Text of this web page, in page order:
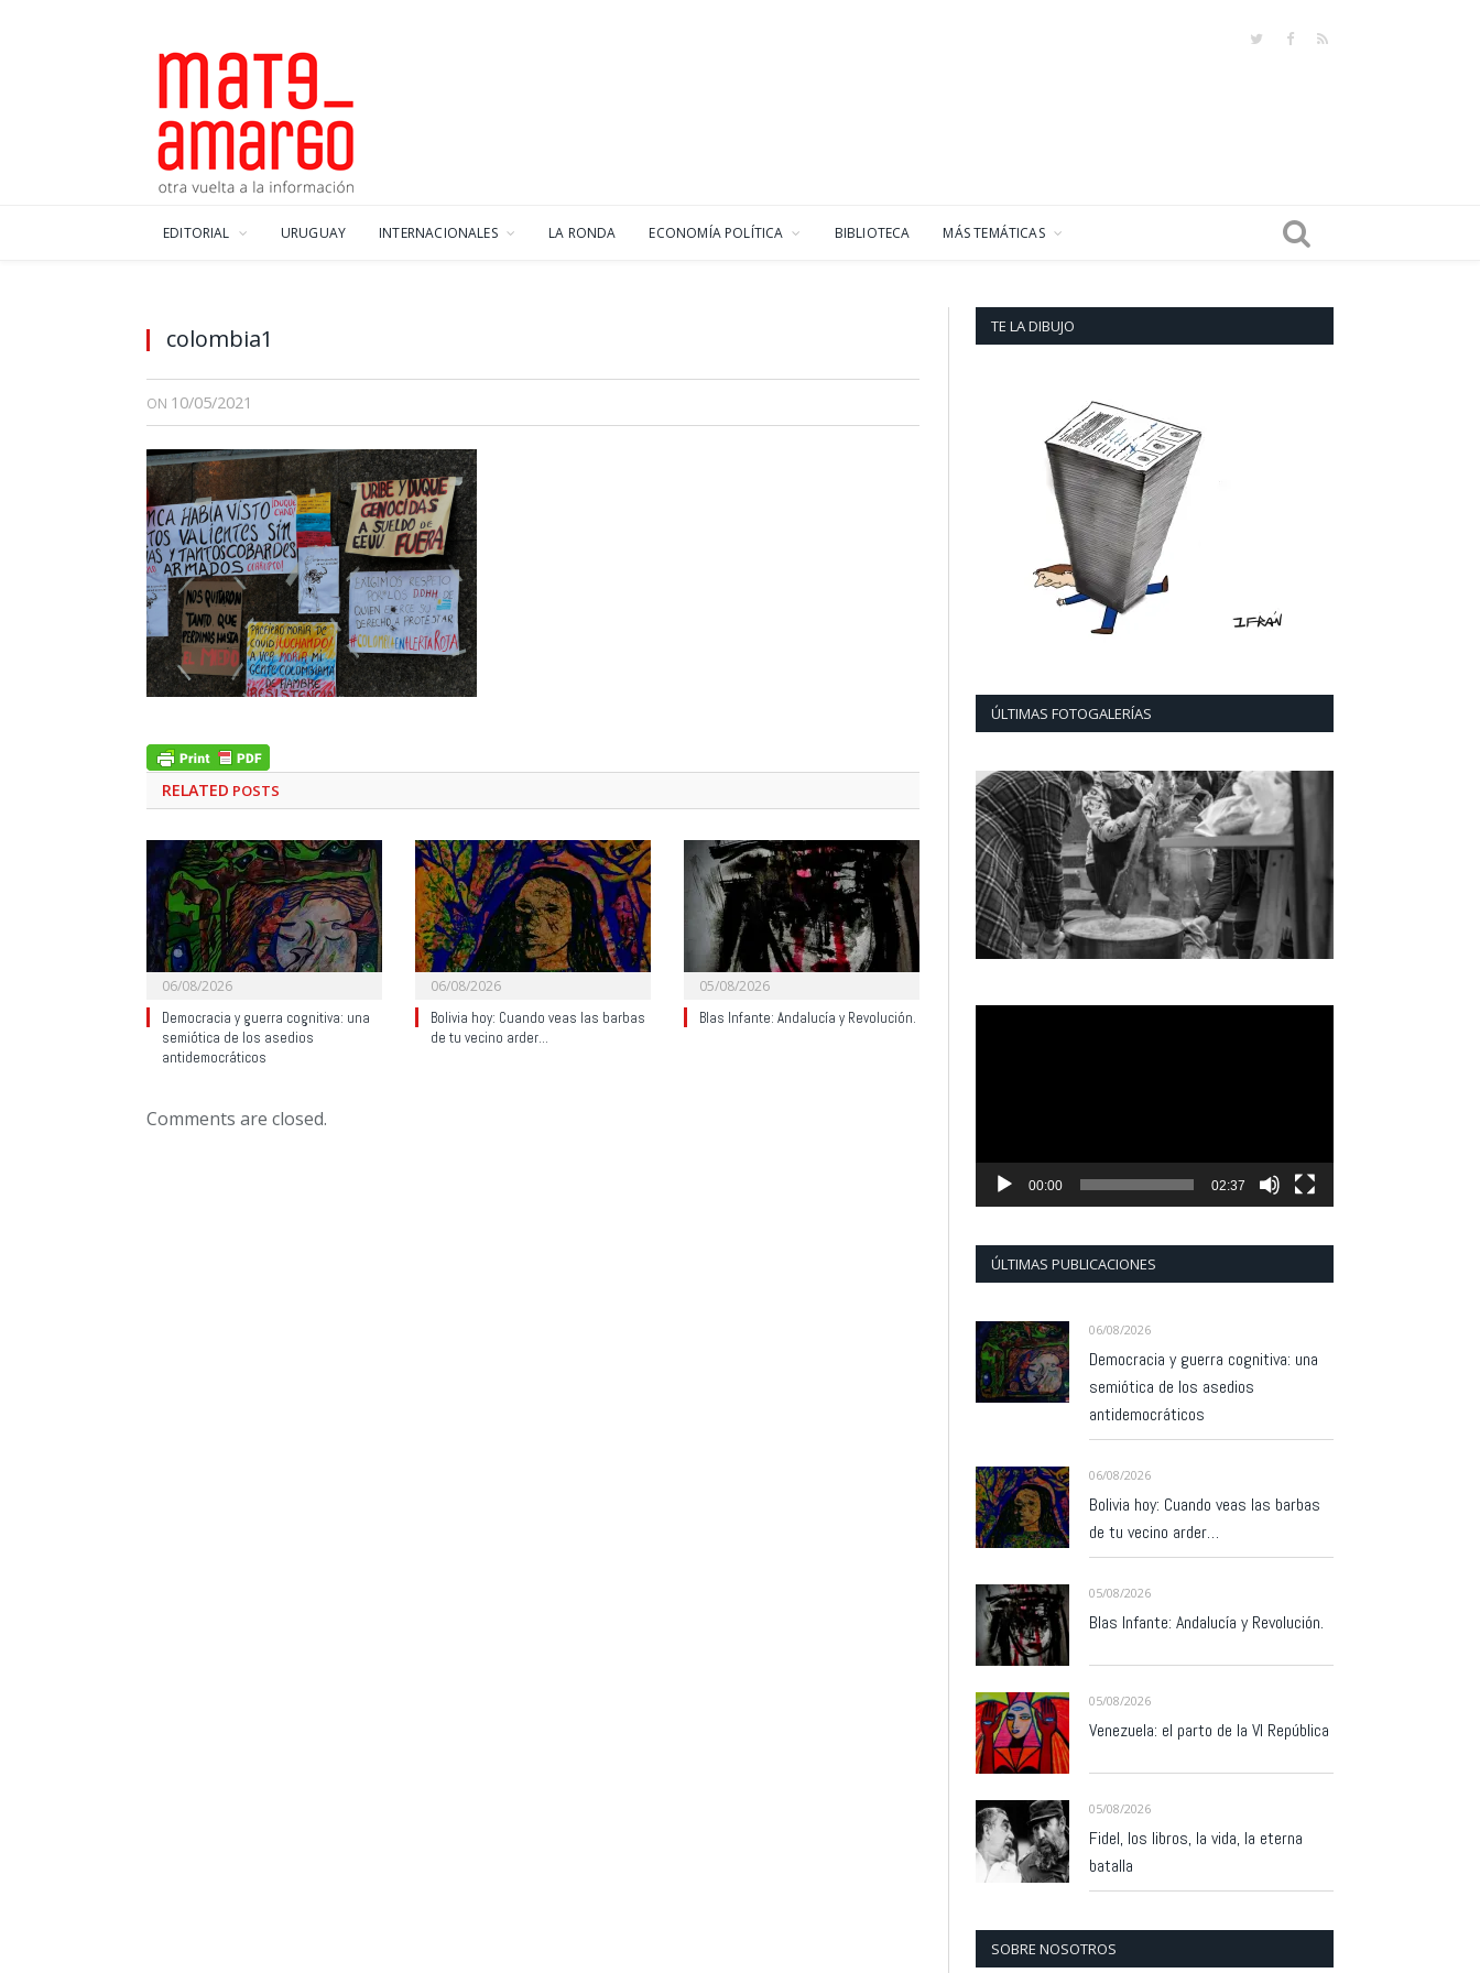
TwitterFacebook
RSS
EDITORIAL URUGUAY INTERNACIONALES LA RONDA ECONOMÍA POLÍTICA BIBLIOTECA MÁS TEMÁTICAS
colombia1
ON 10/05/2021
RELATED POSTS
06/08/2026
Democracia y guerra cognitiva: una
semiótica de los asedios
antidemocráticos
06/08/2026
Bolivia hoy: Cuando veas las barbas
de tu vecino arder…
05/08/2026
Blas Infante: Andalucía y Revolución.
Comments are closed.
TE LA DIBUJO
ÚLTIMAS FOTOGALERÍAS
00:00 02:37
ÚLTIMAS PUBLICACIONES
06/08/2026
Democracia y guerra cognitiva: una
semiótica de los asedios
antidemocráticos
06/08/2026
Bolivia hoy: Cuando veas las barbas
de tu vecino arder…
05/08/2026
Blas Infante: Andalucía y Revolución.
05/08/2026
Venezuela: el parto de la VI República
05/08/2026
Fidel, los libros, la vida, la eterna
batalla
SOBRE NOSOTROS